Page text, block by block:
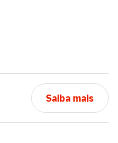
Saiba mais